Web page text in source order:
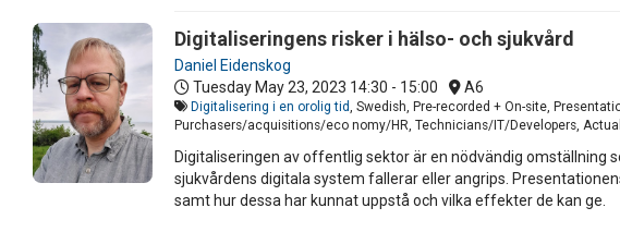
Digitaliseringens risker i hälso- och sjukvård
Daniel Eidenskog
Tuesday May 23, 2023 14:30 - 15:00 A6
Digitalisering i en orolig tid, Swedish, Pre-recorded + On-site,
Purchasers/acquisitions/eco nomy/HR, Technicians/IT/Developers,
Digitaliseringen av offentlig sektor är en nödvändig omställning
sjukvårdens digitala system fallerar eller angrips.
samt hur dessa har kunnat uppstå och vilka effekter de kan ge.